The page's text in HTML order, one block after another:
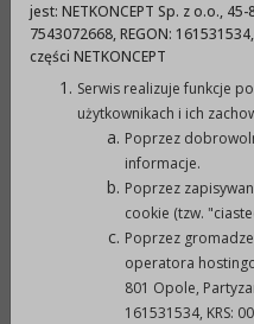
wytworzono:
opublikowano:
zmodyfikowano:
podmiot
udostępniający:
jest: NETKONCEPT Sp. z o.o.,
7543072668, REGON:
części NETKONCEPT
Serwis realizuje funkcje
użytkownikach i ich
Poprzez
informacje.
Poprzez
cookie (tzw.
Poprzez
operatora
801 Opole,
161531534, KRS: